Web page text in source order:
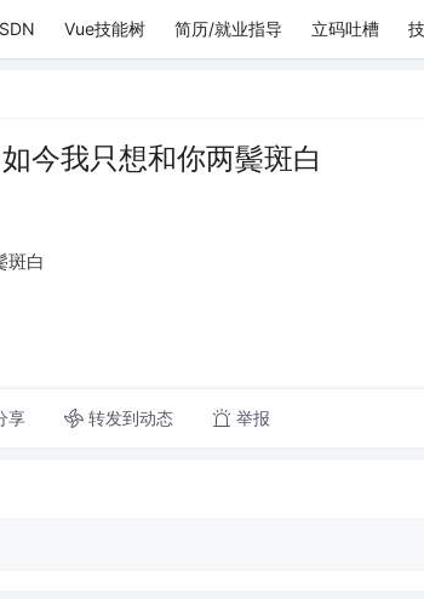
Vue技能树 简历/就业指导 立码吐槽
今我只想和你两鬓斑白
斑白
享 转发到动态 举报